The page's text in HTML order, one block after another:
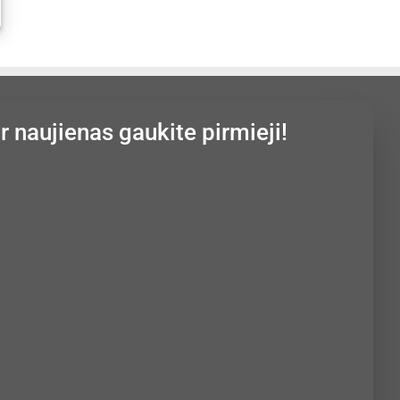
naujienas gaukite pirmieji!